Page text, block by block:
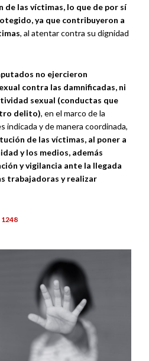
las víctimas, lo que de por sí
ya que contribuyeron a
, al atentar contra su dignidad
no ejercieron
contra las damnificadas, ni
sexual (conductas que
delito), en el marco de la
indicada y de manera coordinada,
de las víctimas, al poner a
y los medios, además
y vigilancia ante la llegada
trabajadoras y realizar
1248